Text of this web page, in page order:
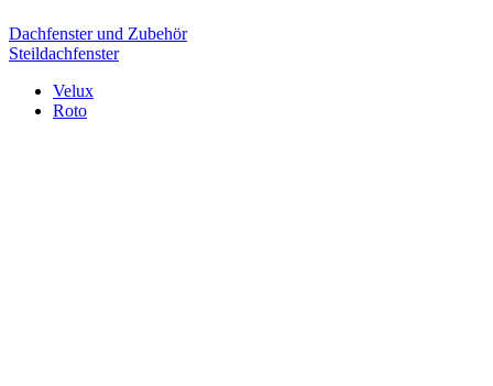
Dachfenster und Zubehör
Steildachfenster
Velux
Roto